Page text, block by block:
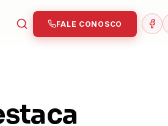
FALE CONOSCO